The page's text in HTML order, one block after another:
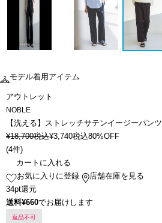
モデル着用アイテム
アウトレット
NOBLE
【洗える】ストレッチサテンイージーパンツ
¥18,700税込¥3,740税込80%OFF
(4件)
カートに入れる
お気に入りに登録
店舗在庫を見る
34pt還元
送料¥660でお届けします
返品不可